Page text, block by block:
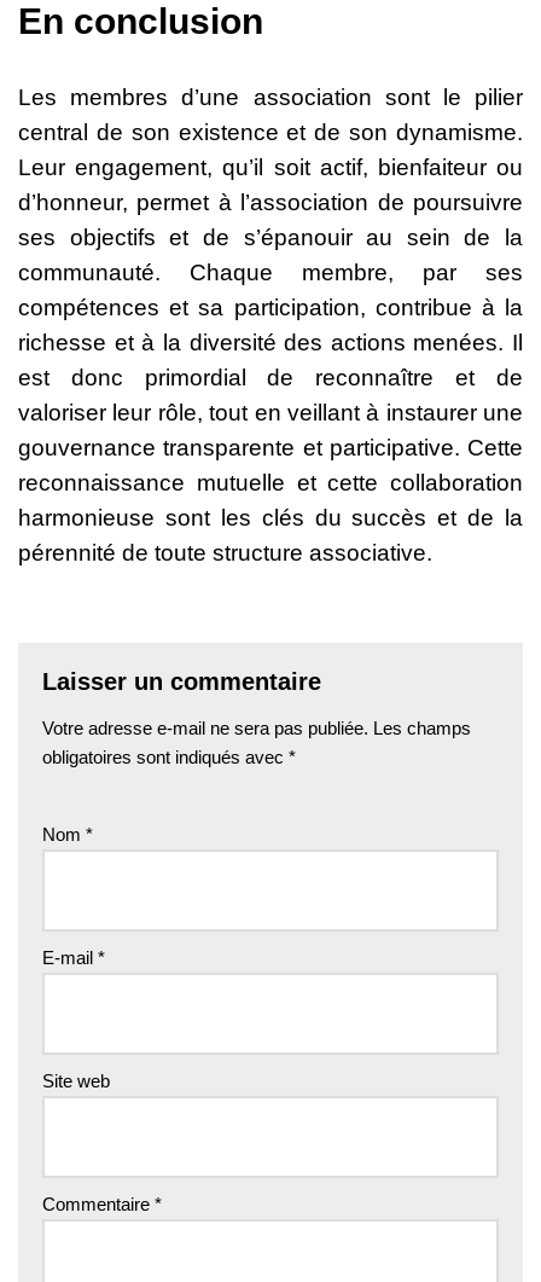
En conclusion
Les membres d’une association sont le pilier
central de son existence et de son dynamisme.
Leur engagement, qu’il soit actif, bienfaiteur ou
d’honneur, permet à l’association de poursuivre
ses objectifs et de s’épanouir au sein de la
communauté. Chaque membre, par ses
compétences et sa participation, contribue à la
richesse et à la diversité des actions menées. Il
est donc primordial de reconnaître et de
valoriser leur rôle, tout en veillant à instaurer une
gouvernance transparente et participative. Cette
reconnaissance mutuelle et cette collaboration
harmonieuse sont les clés du succès et de la
pérennité de toute structure associative.
Laisser un commentaire
Votre adresse e-mail ne sera pas publiée. Les champs
obligatoires sont indiqués avec *
Nom *
E-mail *
Site web
Commentaire *